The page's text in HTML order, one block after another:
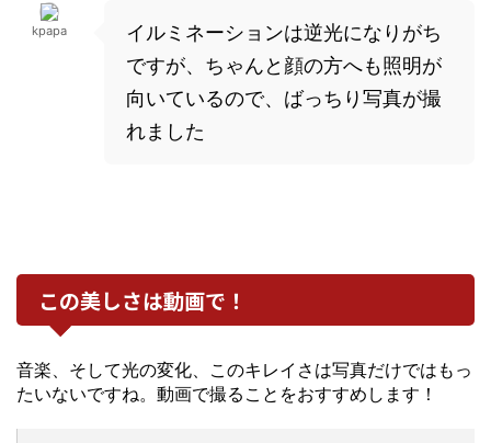
kpapa
イルミネーションは逆光になりがち
ですが、ちゃんと顔の方へも照明が
向いているので、ばっちり写真が撮
れました
この美しさは動画で！
音楽、そして光の変化、このキレイさは写真だけではもっ
たいないですね。動画で撮ることをおすすめします！